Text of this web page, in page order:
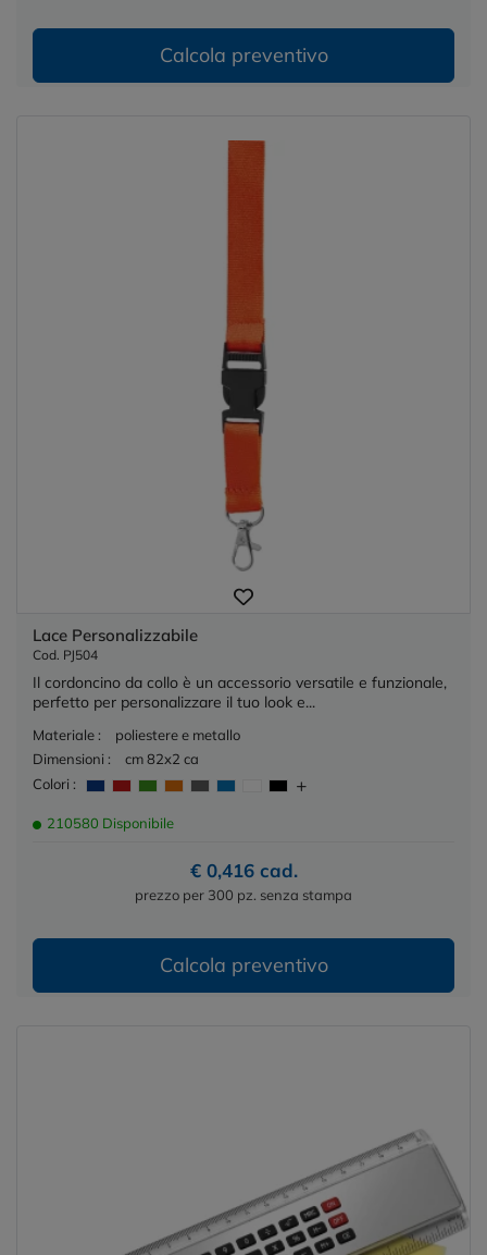
Calcola preventivo
Lace Personalizzabile
Cod. PJ504
Il cordoncino da collo è un accessorio versatile e funzionale,
perfetto per personalizzare il tuo look e...
Materiale :
poliestere e metallo
Dimensioni :
cm 82x2 ca
Colori :
210580 Disponibile
€ 0,416 cad.
prezzo per 300 pz. senza stampa
Calcola preventivo